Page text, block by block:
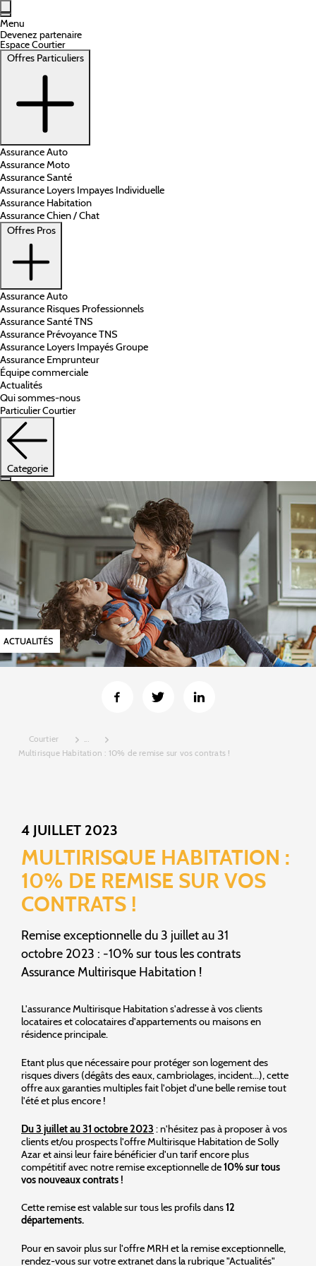
Aller au contenu principal
Menu
Devenez partenaire
Espace Courtier
Offres Particuliers
Assurance Auto
Assurance Moto
Assurance Santé
Assurance Loyers Impayes Individuelle
Assurance Habitation
Assurance Chien / Chat
Offres Pros
Assurance Auto
Assurance Risques Professionnels
Assurance Santé TNS
Assurance Prévoyance TNS
Assurance Loyers Impayés Groupe
Assurance Emprunteur
Équipe commerciale
Actualités
Qui sommes-nous
ParticulierCourtier
Categorie
ACTUALITÉS
Courtier
...
Multirisque Habitation : 10% de remise sur vos contrats !
4 JUILLET 2023
MULTIRISQUE HABITATION :
10% DE REMISE SUR VOS
CONTRATS !
Remise exceptionnelle du 3 juillet au 31
octobre 2023 : -10% sur tous les contrats
Assurance Multirisque Habitation !
L'assurance Multirisque Habitation s'adresse à vos clients
locataires et colocataires d'appartements ou maisons en
résidence principale.
Etant plus que nécessaire pour protéger son logement des
risques divers (dégâts des eaux, cambriolages, incident...), cette
offre aux garanties multiples fait l'objet d'une belle remise tout
l'été et plus encore !
Du 3 juillet au 31 octobre 2023 : n'hésitez pas à proposer à vos
clients et/ou prospects l'offre Multirisque Habitation de Solly
Azar et ainsi leur faire bénéficier d'un tarif encore plus
compétitif avec notre remise exceptionnelle de10% sur tous
vos nouveaux contrats !
Cette remise est valable sur tous les profils dans12
départements.
Pour en savoir plus sur l'offre MRH et la remise exceptionnelle,
rendez-vous sur votre extranet dans la rubrique "Actualités"